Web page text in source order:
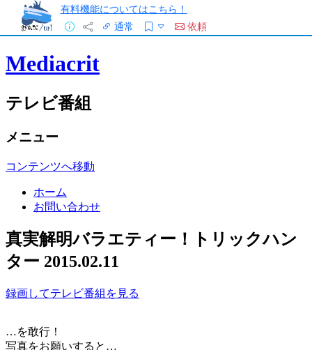
有料機能についてはこちら！
通常
依頼